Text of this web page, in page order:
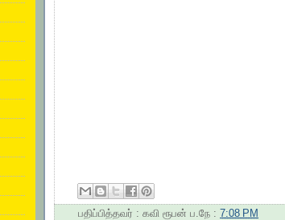
பதிப்பித்தவர் : கவி ரூபன் ப.நே : 7:08 PM